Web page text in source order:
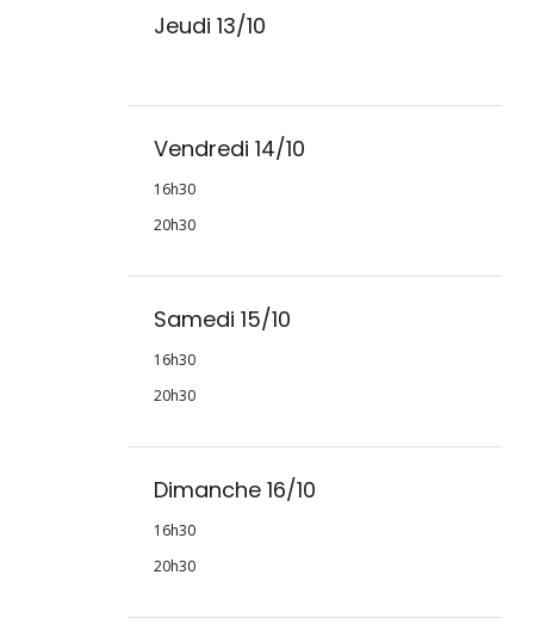
Jeudi 13/10
Vendredi 14/10
16h30
20h30
Samedi 15/10
16h30
20h30
Dimanche 16/10
16h30
20h30